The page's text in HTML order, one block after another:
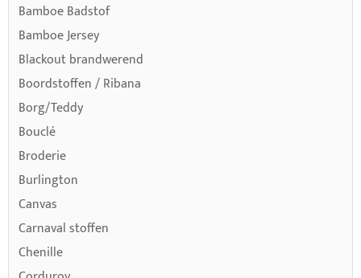
Zacht en comfortabel om te dragen
Ademend en huidvriendelijk
Duurzaam en slijtvast
Geschikt voor dagelijks gebruik
Vaak rekbaar voor extra bewegingsvrijheid
Veelal verkrijgbaar met OEKO-TEX® certificering
VEELGESTELDE VRAGEN OVER KINDER
Bamboe Badstof
Bamboe Jersey
Blackout brandwerend
Boordstoffen / Ribana
Borg/Teddy
Bouclé
Broderie
Burlington
Canvas
Carnaval stoffen
Chenille